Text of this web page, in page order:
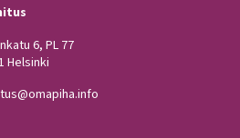
6, PL 77
Helsinki